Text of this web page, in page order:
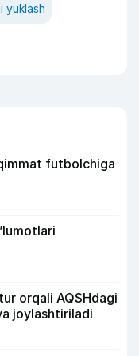
yuklash
futbolchiga
orqali AQSHdagi
joylashtiriladi